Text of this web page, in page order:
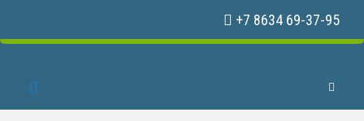
+7 8634 69-37-95
Toggle